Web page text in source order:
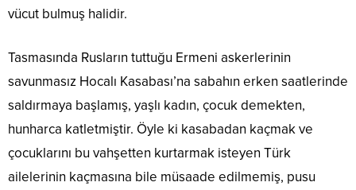
vücut bulmuş halidir.
Tasmasında Rusların tuttuğu Ermeni askerlerinin
savunmasız Hocalı Kasabası’na sabahın erken saatlerinde
saldırmaya başlamış, yaşlı kadın, çocuk demekten,
hunharca katletmiştir. Öyle ki kasabadan kaçmak ve
çocuklarını bu vahşetten kurtarmak isteyen Türk
ailelerinin kaçmasına bile müsaade edilmemiş, pusu